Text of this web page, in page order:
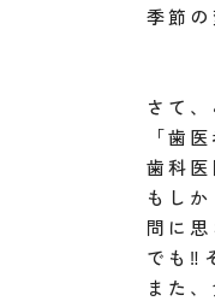
季節
さて
「歯
歯科
もし
問に
でも‼︎
また